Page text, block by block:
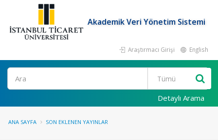
Akademik Veri Yönetim Sistemi
Araştırmacı Girişi English
Ara
Detaylı Arama
ANA SAYFA SON EKLENEN YAYINLAR